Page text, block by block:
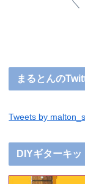
まるとんの
Tweets by
DIYギターキッ